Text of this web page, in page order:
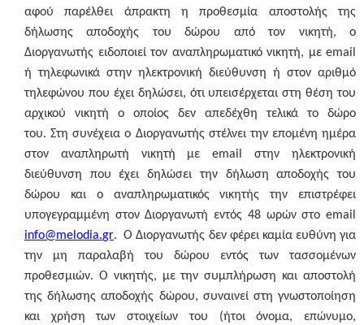
αφού παρέλθει άπρακτη η προθεσμία αποστολής της
δήλωσης αποδοχής του δώρου από τον νικητή, ο
Διοργανωτής ειδοποιεί τον αναπληρωματικό νικητή, με email
ή τηλεφωνικά στην ηλεκτρονική διεύθυνση ή στον αριθμό
τηλεφώνου που έχει δηλώσει, ότι υπεισέρχεται στη θέση του
αρχικού νικητή ο οποίος δεν απεδέχθη τελικά το δώρο
του. Στη συνέχεια ο Διοργανωτής στέλνει την επομένη ημέρα
στον αναπληρωτή νικητή με email στην ηλεκτρονική
διεύθυνση που έχει δηλώσει την δήλωση αποδοχής του
δώρου και o αναπληρωματικός νικητής την επιστρέφει
υπογεγραμμένη στον Διοργανωτή εντός 48 ωρώνστο email
info@melodia.gr. Ο Διοργανωτής δεν φέρει καμία ευθύνη για
την μη παραλαβή του δώρου εντός των τασσομένων
προθεσμιών. Ο νικητής, με την συμπλήρωση και αποστολή
της δήλωσης αποδοχής δώρου, συναινεί στη γνωστοποίηση
και χρήση των στοιχείων του (ήτοι όνομα, επώνυμο,